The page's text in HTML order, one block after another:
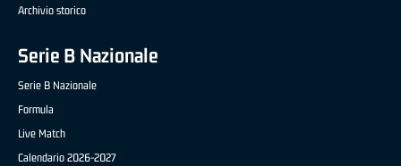
Archivio storico
Serie B Nazionale
Serie B Nazionale
Formula
Live Match
Calendario 2026-2027